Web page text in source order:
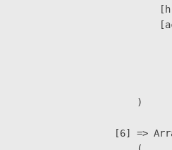
                        )
[6] =>